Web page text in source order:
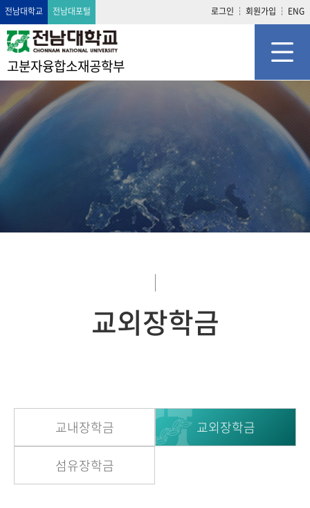
전남대학교 전남대포털 로그인 회원가입 ENG
고분자융합소재공학부
교외장학금
교내장학금 교외장학금
섬유장학금